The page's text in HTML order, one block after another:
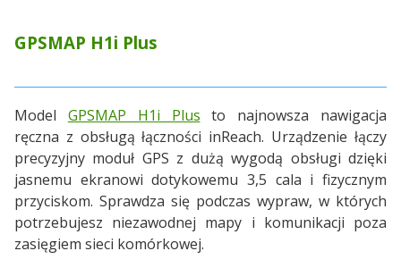
GPSMAP H1i Plus
Model GPSMAP H1i Plus to najnowsza nawigacja
ręczna z obsługą łączności inReach. Urządzenie łączy
precyzyjny moduł GPS z dużą wygodą obsługi dzięki
jasnemu ekranowi dotykowemu 3,5 cala i fizycznym
przyciskom. Sprawdza się podczas wypraw, w których
potrzebujesz niezawodnej mapy i komunikacji poza
zasięgiem sieci komórkowej.